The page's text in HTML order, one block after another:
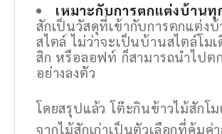
เหมาะกับการตกแต่งบ้านทุ
สักเป็นวัสดุที่เข้ากับการตกแต่ง
สไตล์ ไม่ว่าจะเป็นบ้านสไตล์โม
สิก หรือลอฟท์ ก็สามารถนำไปต
อย่างลงตัว
โดยสรุปแล้ว โต๊ะกินข้าวไม้สักโ
จากไม้สักเก่าเป็นตัวเลือกที่คุ้มค่